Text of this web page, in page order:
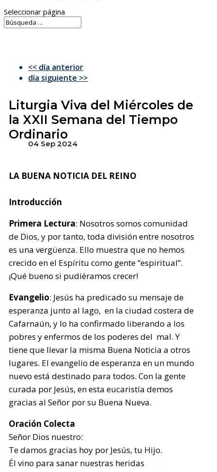
Seleccionar página
<< día anterior
día siguiente >>
Liturgia Viva del Miércoles de
la XXII Semana del Tiempo
Ordinario
04 Sep 2024
LA BUENA NOTICIA DEL REINO
Introducción
Primera Lectura: Nosotros somos comunidad
de Dios, y por tanto, toda división entre nosotros
es una vergüenza. Ello muestra que no hemos
crecido en el Espíritu como gente “espiritual”.
¡Qué bueno si pudiéramos crecer!
Evangelio: Jesús ha predicado su mensaje de
esperanza junto al lago, en la ciudad costera de
Cafarnaún, y lo ha confirmado liberando a los
pobres y enfermos de los poderes del mal. Y
tiene que llevar la misma Buena Noticia a otros
lugares. El evangelio de esperanza en un mundo
nuevo está destinado para todos. Con la gente
curada por Jesús, en esta eucaristía demos
gracias al Señor por su Buena Nueva.
Oración Colecta
Señor Dios nuestro:
Te damos gracias hoy por Jesús, tu Hijo.
Él vino para sanar nuestras heridas